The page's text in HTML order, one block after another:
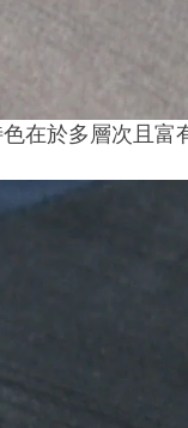
在於多層次且富